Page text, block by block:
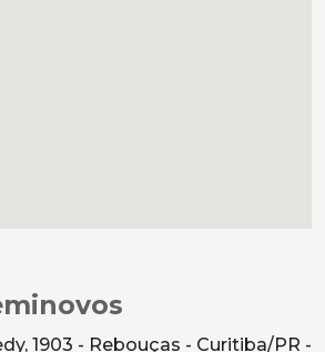
1903 - Rebouças - Curitiba/PR -